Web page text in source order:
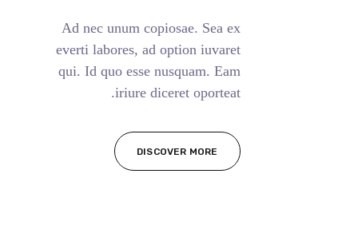
Ad nec unum copiosae. Sea ex
everti labores, ad option iuvaret
qui. Id quo esse nusquam. Eam
iriure diceret oporteat.
DISCOVER MORE